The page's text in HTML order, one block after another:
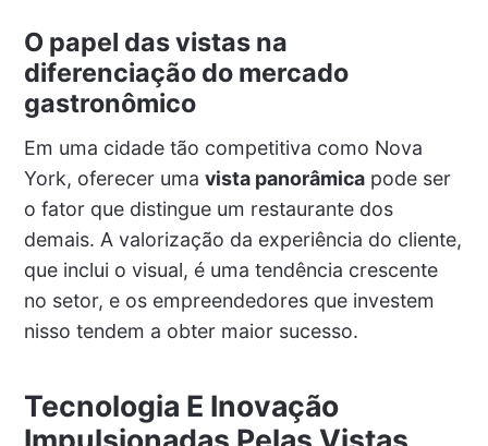
O papel das vistas na
diferenciação do mercado
gastronômico
Em uma cidade tão competitiva como Nova
York, oferecer uma vista panorâmicapode ser
o fator que distingue um restaurante dos
demais. A valorização da experiência do cliente,
que inclui o visual, é uma tendência crescente
no setor, e os empreendedores que investem
nisso tendem a obter maior sucesso.
Tecnologia E Inovação
Impulsionadas Pelas Vistas